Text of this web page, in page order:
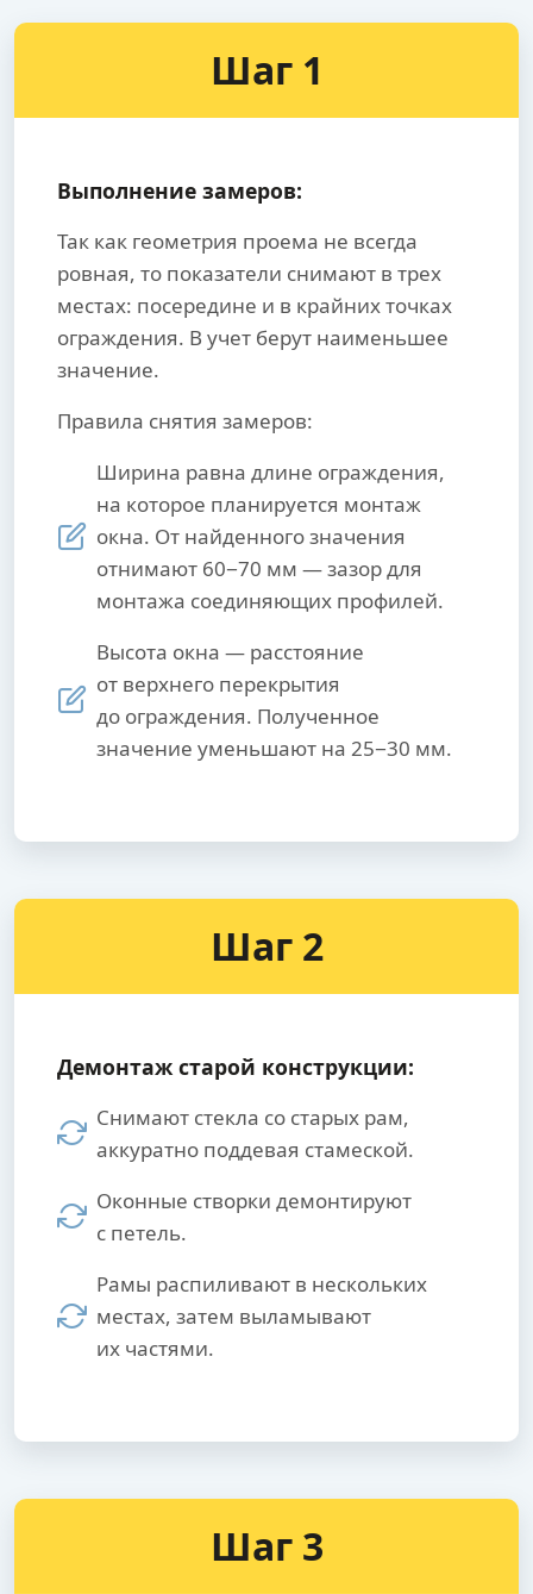
Шаг 1
Выполнение замеров:
Так как геометрия проема не всегда
ровная, то показатели снимают в трех
местах: посередине и в крайних точках
ограждения. В учет берут наименьшее
значение.
Правила снятия замеров:
Ширина равна длине ограждения,
на которое планируется монтаж
окна. От найденного значения
отнимают 60−70 мм — зазор для
монтажа соединяющих профилей.
Высота окна — расстояние
от верхнего перекрытия
до ограждения. Полученное
значение уменьшают на 25−30 мм.
Шаг 2
Демонтаж старой конструкции:
Снимают стекла со старых рам,
аккуратно поддевая стамеской.
Оконные створки демонтируют
с петель.
Рамы распиливают в нескольких
местах, затем выламывают
их частями.
Шаг 3